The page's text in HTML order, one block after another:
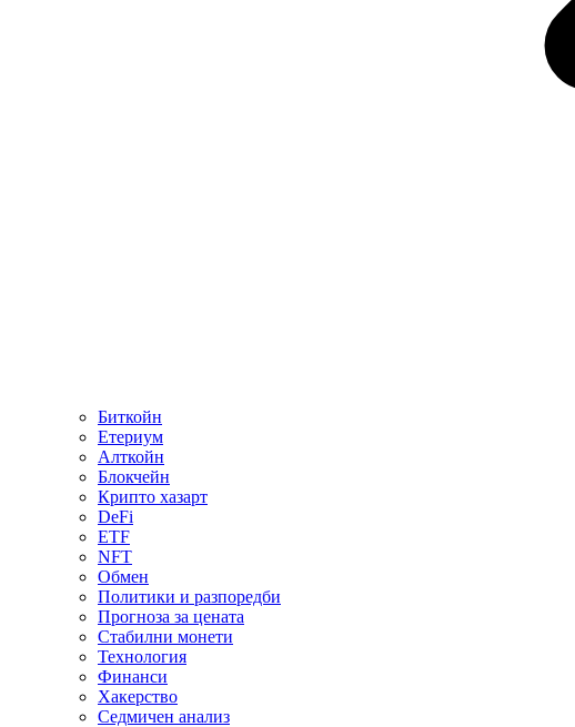
Биткойн
Етериум
Алткойн
Блокчейн
Крипто хазарт
DeFi
ETF
NFT
Обмен
Политики и разпоредби
Прогноза за цената
Стабилни монети
Технология
Финанси
Хакерство
Седмичен анализ